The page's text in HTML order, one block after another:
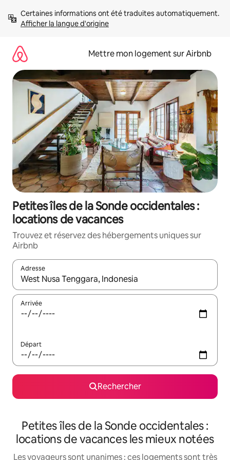
directement
Afficher la langue d'origine
Mettre mon logement sur Airbnb
Petites îles de la Sonde occidentales :
locations de vacances
Trouvez et réservez des hébergements uniques sur
Airbnb
Adresse
Lorsque les résultats s'affichent, utilisez les flèches vers le
Arrivée
Départ
Rechercher
Petites îles de la Sonde occidentales :
locations de vacances les mieux notées
Les voyageurs sont unanimes : ces logements sont très